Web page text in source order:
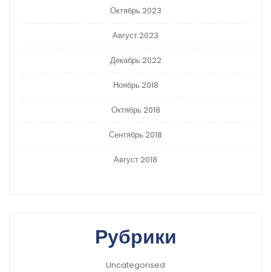
Октябрь 2023
Август 2023
Декабрь 2022
Ноябрь 2018
Октябрь 2018
Сентябрь 2018
Август 2018
Рубрики
Uncategorised